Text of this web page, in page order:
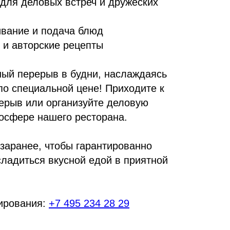
и подача блюд
авторские рецепты
перерыв в будни, наслаждаясь
специальной цене! Приходите к
или организуйте деловую
нашего ресторана.
чтобы гарантированно
вкусной едой в приятной
+7 495 234 28 29